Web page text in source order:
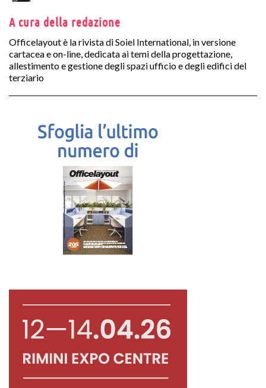
A cura della redazione
Officelayout è la rivista di Soiel International, in versione
cartacea e on-line, dedicata ai temi della progettazione,
allestimento e gestione degli spazi ufficio e degli edifici del
terziario